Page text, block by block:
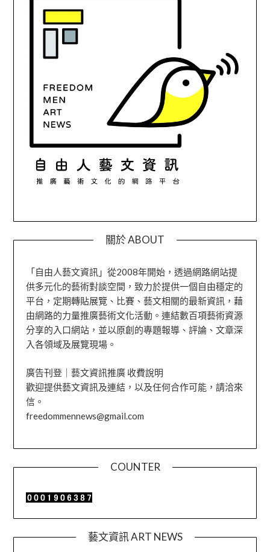
關於 ABOUT
「自由人藝文資訊」從2008年開始，透過網路網站提
供多元化的藝術對談空間，致力於提供一個自由穩定的
平台，定期轉貼展覽、比賽、藝文相關的最新資訊，藉
由網路的力量推廣藝術文化活動。連結數百項藝術資源
分享的入口網站，並以原創的專題報導、評論、文章深
入各領域及展覽現場。
廣告刊登｜藝文資訊推廣 收費說明
歡迎提供藝文資訊及連結，以及任何合作可能，請洽來
信。
freedommennews@gmail.com
COUNTER
藝文資訊 ART NEWS